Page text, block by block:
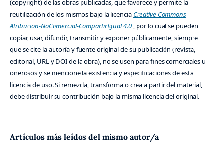
(copyright) de las obras publicadas, que favorece y permite la
reutilización de los mismos bajo la licencia Creative Commons
Atribución-NoComercial-CompartirIgual 4.0, por lo cual se pueden
copiar, usar, difundir, transmitir y exponer públicamente, siempre
que se cite la autoría y fuente original de su publicación (revista,
editorial, URL y DOI de la obra), no se usen para fines comerciales u
onerosos y se mencione la existencia y especificaciones de esta
licencia de uso. Si remezcla, transforma o crea a partir del material,
debe distribuir su contribución bajo la misma licencia del original.
Artículos más leídos del mismo autor/a